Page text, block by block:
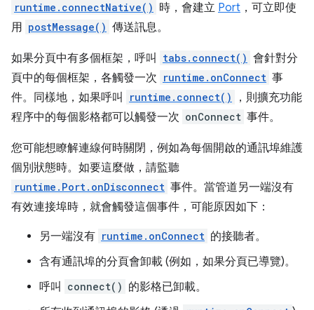
runtime.connectNative() 時，會建立 Port ，可立即使
用 postMessage() 傳送訊息。
如果分頁中有多個框架，呼叫 tabs.connect() 會針對分
頁中的每個框架，各觸發一次 runtime.onConnect 事
件。同樣地，如果呼叫
runtime.connect()
，則擴充功能
程序中的每個影格都可以觸發一次 onConnect 事件。
您可能想瞭解連線何時關閉，例如為每個開啟的通訊埠維護
個別狀態時。如要這麼做，請監聽
runtime.Port.onDisconnect 事件。當管道另一端沒有
有效連接埠時，就會觸發這個事件，可能原因如下：
另一端沒有 runtime.onConnect 的接聽者。
含有通訊埠的分頁會卸載 (例如，如果分頁已導覽)。
呼叫
connect() 的影格已卸載。